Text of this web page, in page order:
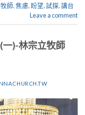
師,焦慮, 盼望,試探,講台
Leave a comment
一)-林宗立牧師